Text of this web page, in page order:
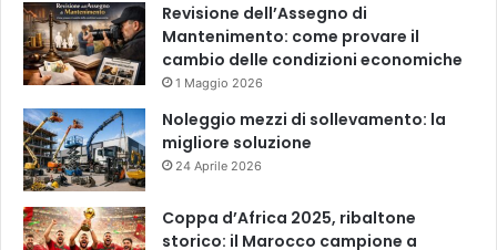
Revisione dell’Assegno di
Mantenimento: come provare il
cambio delle condizioni economiche
1 Maggio 2026
Noleggio mezzi di sollevamento: la
migliore soluzione
24 Aprile 2026
Coppa d’Africa 2025, ribaltone
storico: il Marocco campione a